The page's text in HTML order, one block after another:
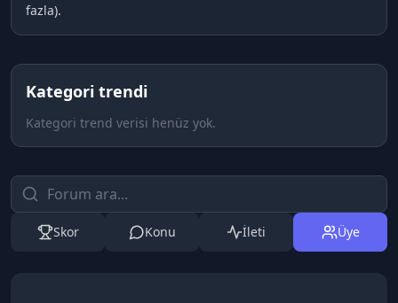
fazla).
Kategori trendi
Kategori trend verisi henüz yok.
Skor Konu İleti Üye